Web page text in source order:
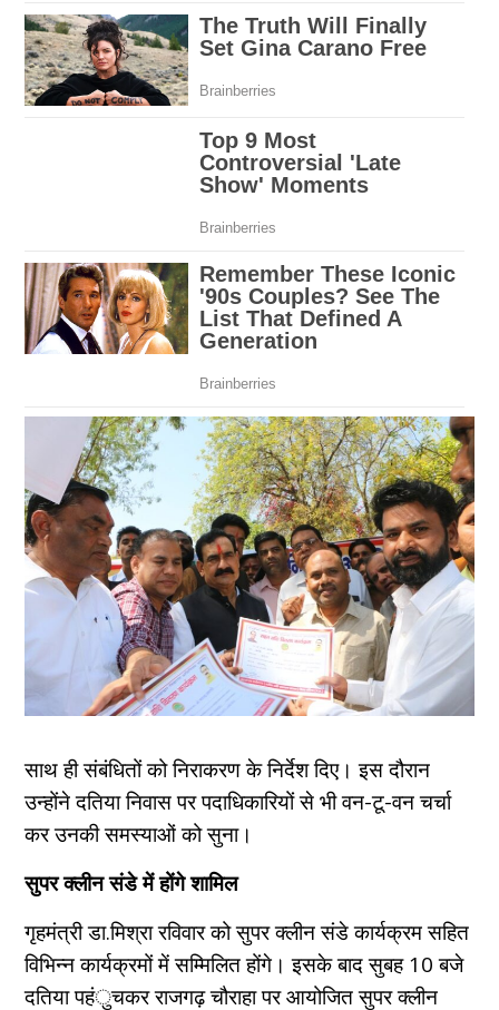
साथ ही संबंधितों को निराकरण के निर्देश दिए। इस दौरान
उन्होंने दतिया निवास पर पदाधिकारियों से भी वन-टू-वन चर्चा
कर उनकी समस्याओं को सुना।
सुपर क्लीन संडे में होंगे शामिल
गृहमंत्री डा.मिश्रा रविवार को सुपर क्लीन संडे कार्यक्रम सहित
विभिन्न कार्यक्रमों में सम्मिलित होंगे। इसके बाद सुबह 10 बजे
दतिया पहंुचकर राजगढ़ चौराहा पर आयोजित सुपर क्लीन